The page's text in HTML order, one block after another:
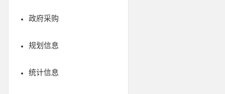
政府采购
规划信息
统计信息